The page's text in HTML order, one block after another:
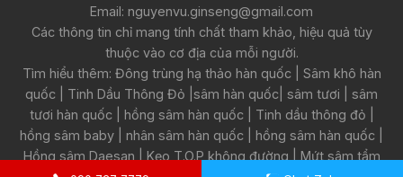
Email: nguyenvu.ginseng@gmail.com
Các thông tin chỉ mang tính chất tham khảo, hiệu quả tùy
thuộc vào cơ địa của mỗi người.
Tìm hiểu thêm: Đông trùng hạ thảo hàn quốc
Sâm khô hàn
quốc
Tinh Dầu Thông Đỏ sâm hàn quốc sâm tươi
sâm
tươi hàn quốc
hồng sâm hàn quốc Tinh dầu thông đỏ
hồng sâm baby
nhân sâm hàn quốc hồng sâm hàn quốc
Hồng sâm Daesan
Kẹo T.O.P không đường
Mứt sâm tẩm